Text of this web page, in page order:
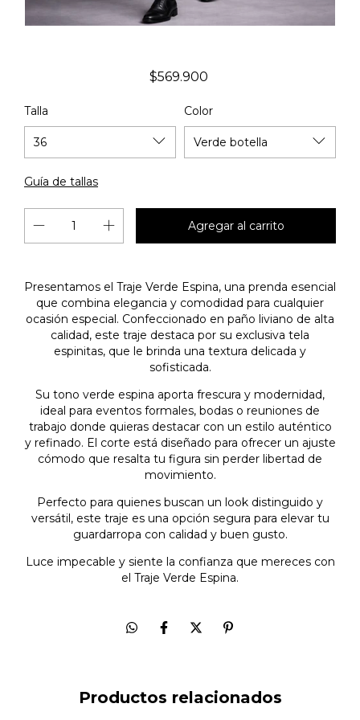
$569.900
Talla Color
Guía de tallas
Presentamos el Traje Verde Espina, una prenda esencial
que combina elegancia y comodidad para cualquier
ocasión especial. Confeccionado en paño liviano de alta
calidad, este traje destaca por su exclusiva tela
espinitas, que le brinda una textura delicada y
sofisticada.
Su tono verde espina aporta frescura y modernidad,
ideal para eventos formales, bodas o reuniones de
trabajo donde quieras destacar con un estilo auténtico
y refinado. El corte está diseñado para ofrecer un ajuste
cómodo que resalta tu figura sin perder libertad de
movimiento.
Perfecto para quienes buscan un look distinguido y
versátil, este traje es una opción segura para elevar tu
guardarropa con calidad y buen gusto.
Luce impecable y siente la confianza que mereces con
el Traje Verde Espina.
Productos relacionados